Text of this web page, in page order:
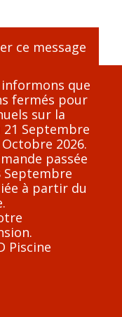
que
fermés pour
sur la
Septembre
2026.
passée
Septembre
à partir du
Piscine
ce message